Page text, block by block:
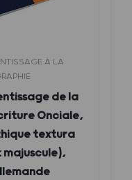
À LA
de la
Onciale,
textura
majuscule),